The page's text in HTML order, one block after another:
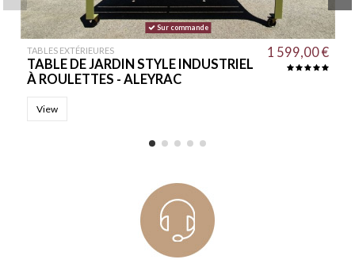
Sur commande
TABLES EXTÉRIEURES
TABLE DE JARDIN STYLE INDUSTRIEL
À ROULETTES - ALEYRAC
1 599,00 €
View